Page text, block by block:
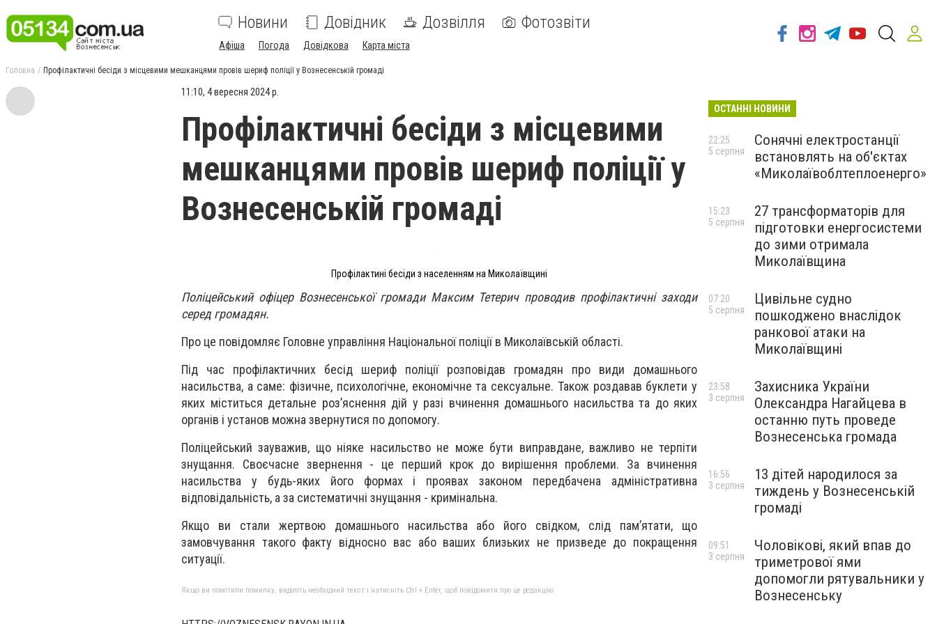
Новини Довідник Дозвілля Фотозвіти
Афіша Погода Довідкова Карта міста
Головна Профілактичні бесіди з місцевими мешканцями провів шериф поліції у Вознесенській громаді
11:10, 4 вересня 2024 р.
Профілактичні бесіди з місцевими
мешканцями провів шериф поліції у
Вознесенській громаді
Профілактині бесіди з населенням на Миколаївщині
Поліцейський офіцер Вознесенської громади Максим Тетерич проводив профілактичні заходи
серед громадян.
Про це повідомляє Головне управління Національної поліції в Миколаївській області.
Під час профілактичних бесід шериф поліції розповідав громадян про види домашнього
насильства, а саме: фізичне, психологічне, економічне та сексуальне. Також роздавав буклети у
яких міститься детальне роз’яснення дій у разі вчинення домашнього насильства та до яких
органів і установ можна звернутися по допомогу.
Поліцейський зауважив, що ніяке насильство не може бути виправдане, важливо не терпіти
знущання. Своєчасне звернення - це перший крок до вирішення проблеми. За вчинення
насильства у будь-яких його формах і проявах законом передбачена адміністративна
відповідальність, а за систематичні знущання - кримінальна.
Якщо ви стали жертвою домашнього насильства або його свідком, слід пам’ятати, що
замовчування такого факту відносно вас або ваших близьких не призведе до покращення
ситуації.
Якщо ви помітили помилку, виділіть необхідний текст і натисніть Ctrl + Enter, щоб повідомити про це редакцію
ОСТАННІ НОВИНИ
Сонячні електростанції
встановлять на об'єктах
«Миколаївоблтеплоенерго»
22:25
5 серпня
27 трансформаторів для
підготовки енергосистеми
до зими отримала
Миколаївщина
15:23
5 серпня
Цивільне судно
пошкоджено внаслідок
ранкової атаки на
Миколаївщині
07:20
5 серпня
Захисника України
Олександра Нагайцева в
останню путь проведе
Вознесенська громада
23:58
3 серпня
13 дітей народилося за
тиждень у Вознесенській
громаді
16:56
3 серпня
Чоловікові, який впав до
триметрової ями
допомогли рятувальники у
Вознесенську
09:51
3 серпня